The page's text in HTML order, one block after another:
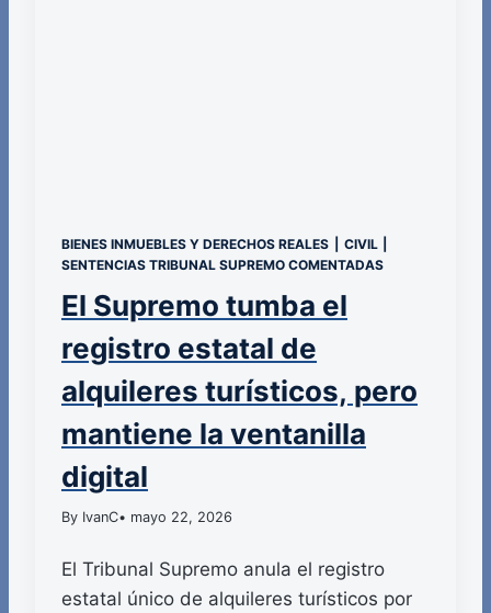
BIENES INMUEBLES Y DERECHOS REALES CIVIL
SENTENCIAS TRIBUNAL SUPREMO COMENTADAS
El Supremo tumba el
registro estatal de
alquileres turísticos, pero
mantiene la ventanilla
digital
By IvanC• mayo 22, 2026
El Tribunal Supremo anula el registro
estatal único de alquileres turísticos por